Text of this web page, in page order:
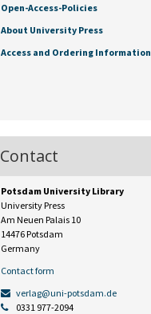
Open-Access-Policies
About University Press
Access and Ordering Information
Contact
Potsdam University Library
University Press
Am Neuen Palais 10
14476 Potsdam
Germany
Contact form
verlag@uni-potsdam.de
0331 977-2094